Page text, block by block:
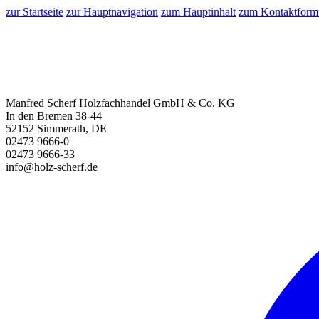
zur Startseite zur Hauptnavigation zum Hauptinhalt zum
Manfred Scherf Holzfachhandel GmbH & Co. KG
In den Bremen 38-44
52152 Simmerath, DE
02473 9666-0
02473 9666-33
info@holz-scherf.de